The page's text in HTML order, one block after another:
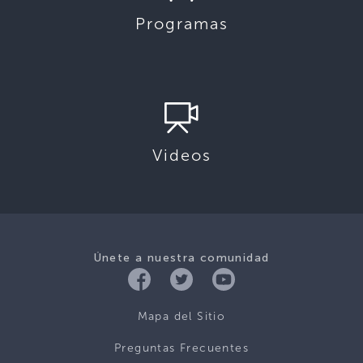
Programas
Videos
Únete a nuestra comunidad
Mapa del Sitio
Preguntas Frecuentes